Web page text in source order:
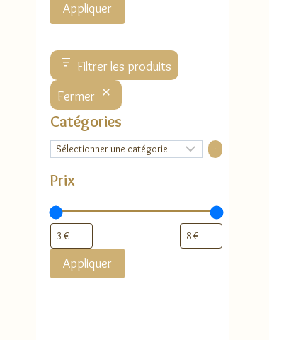
Appliquer
Filtrer les produits
Fermer
Catégories
Sélectionner
une
Prix
Appliquer